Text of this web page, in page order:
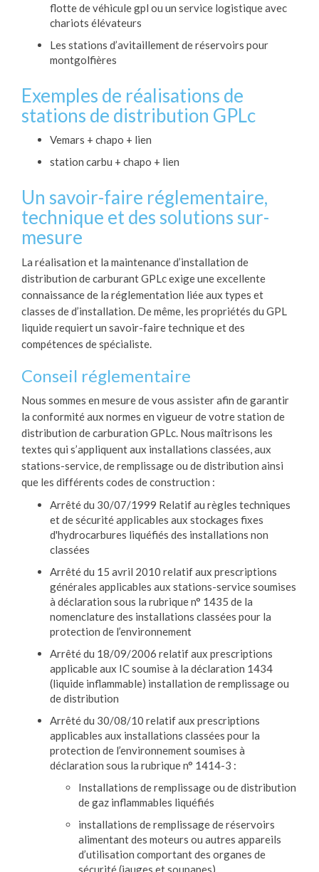
flotte de véhicule gpl ou un service logistique avec
chariots élévateurs
Les stations d’avitaillement de réservoirs pour
montgolfières
Exemples de réalisations de
stations de distribution GPLc
Vemars + chapo + lien
station carbu + chapo + lien
Un savoir-faire réglementaire,
technique et des solutions sur-
mesure
La réalisation et la maintenance d’installation de
distribution de carburant GPLc exige une excellente
connaissance de la réglementation liée aux types et
classes de d’installation. De même, les propriétés du GPL
liquide requiert un savoir-faire technique et des
compétences de spécialiste.
Conseil réglementaire
Nous sommes en mesure de vous assister afin de garantir
la conformité aux normes en vigueur de votre station de
distribution de carburation GPLc. Nous maîtrisons les
textes qui s’appliquent aux installations classées, aux
stations-service, de remplissage ou de distribution ainsi
que les différents codes de construction :
Arrêté du 30/07/1999 Relatif au règles techniques
et de sécurité applicables aux stockages fixes
d'hydrocarbures liquéfiés des installations non
classées
Arrêté du 15 avril 2010 relatif aux prescriptions
générales applicables aux stations-service soumises
à déclaration sous la rubrique n° 1435 de la
nomenclature des installations classées pour la
protection de l’environnement
Arrêté du 18/09/2006 relatif aux prescriptions
applicable aux IC soumise à la déclaration 1434
(liquide inflammable) installation de remplissage ou
de distribution
Arrêté du 30/08/10 relatif aux prescriptions
applicables aux installations classées pour la
protection de l’environnement soumises à
déclaration sous la rubrique n° 1414-3 :
Installations de remplissage ou de distribution
de gaz inflammables liquéfiés
installations de remplissage de réservoirs
alimentant des moteurs ou autres appareils
d’utilisation comportant des organes de
sécurité (jauges et soupapes)